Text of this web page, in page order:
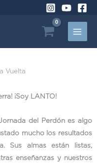
Vuelta
¡Soy LANTO!
del Perdón es algo
mucho los resultados
Sus almas están listas,
enseñanzas y nuestros